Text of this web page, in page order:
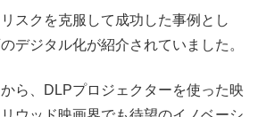
スクを克服して成功した事例とし
デジタル化が紹介されていました。
ら、DLPプロジェクターを使った映